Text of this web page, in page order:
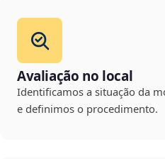
Avaliação no local
Identificamos a situação da
e definimos o procedimento.